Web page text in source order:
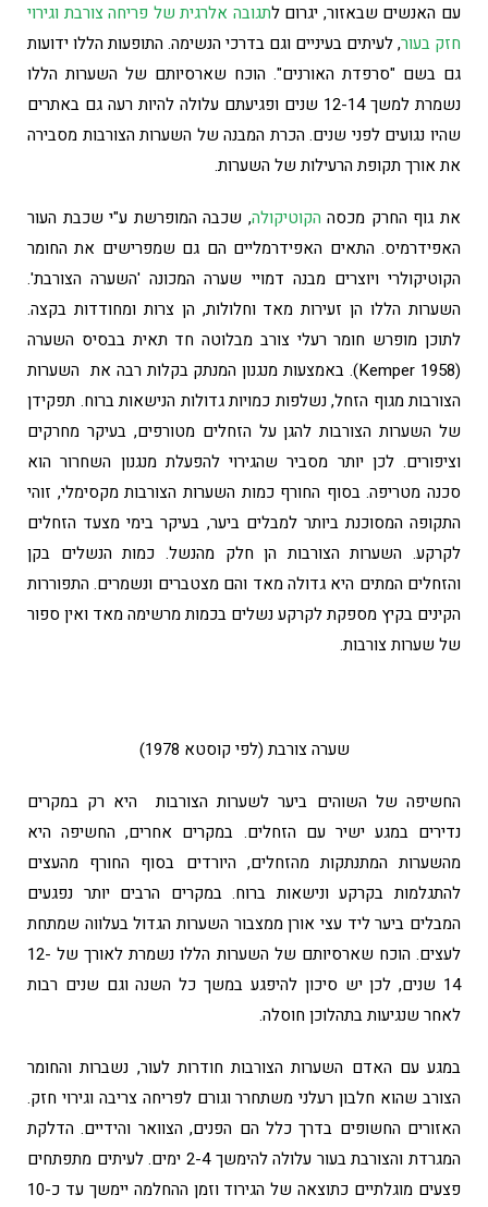
עם האנשים שבאזור, יגרום לתגובה אלרגית של פריחה צורבת וגירוי
חזק בעור, לעיתים בעיניים וגם בדרכי הנשימה. התופעות הללו ידועות
גם בשם "סרפדת האורנים". הוכח שארסיותם של השערות הללו
נשמרת למשך 12-14 שנים ופגיעתם עלולה להיות רעה גם באתרים
שהיו נגועים לפני שנים. הכרת המבנה של השערות הצורבות מסבירה
את אורך תקופת הרעילות של השערות.
את גוף החרק מכסה הקוטיקולה, שכבה המופרשת ע"י שכבת העור
האפידרמיס. התאים האפידרמליים הם גם שמפרישים את החומר
הקוטיקולרי ויוצרים מבנה דמויי שערה המכונה 'השערה הצורבת'.
השערות הללו הן זעירות מאד וחלולות, הן צרות ומחודדות בקצה.
לתוכן מופרש חומר רעלי צורב מבלוטה חד תאית בבסיס השערה
(Kemper 1958). באמצעות מנגנון המנתק בקלות רבה את השערות
הצורבות מגוף הזחל, נשלפות כמויות גדולות הנישאות ברוח. תפקידן
של השערות הצורבות להגן על הזחלים מטורפים, בעיקר מחרקים
וציפורים. לכן יותר מסביר שהגירוי להפעלת מנגנון השחרור הוא
סכנה מטריפה. בסוף החורף כמות השערות הצורבות מקסימלי, זוהי
התקופה המסוכנת ביותר למבלים ביער, בעיקר בימי מצעד הזחלים
לקרקע. השערות הצורבות הן חלק מהנשל. כמות הנשלים בקן
והזחלים המתים היא גדולה מאד והם מצטברים ונשמרים. התפוררות
הקינים בקיץ מספקת לקרקע נשלים בכמות מרשימה מאד ואין ספור
של שערות צורבות.
שערה צורבת (לפי קוסטא 1978)
החשיפה של השוהים ביער לשערות הצורבות היא רק במקרים
נדירים במגע ישיר עם הזחלים. במקרים אחרים, החשיפה היא
מהשערות המתנתקות מהזחלים, היורדים בסוף החורף מהעצים
להתגלמות בקרקע ונישאות ברוח. במקרים הרבים יותר נפגעים
המבלים ביער ליד עצי אורן ממצבור השערות הגדול בעלווה שמתחת
לעצים. הוכח שארסיותם של השערות הללו נשמרת לאורך של 12-
14 שנים, לכן יש סיכון להיפגע במשך כל השנה וגם שנים רבות
לאחר שנגיעות בתהלוכן חוסלה.
במגע עם האדם השערות הצורבות חודרות לעור, נשברות והחומר
הצורב שהוא חלבון רעלני משתחרר וגורם לפריחה צריבה וגירוי חזק.
האזורים החשופים בדרך כלל הם הפנים, הצוואר והידיים. הדלקת
המגרדת והצורבת בעור עלולה להימשך 2-4 ימים. לעיתים מתפתחים
פצעים מוגלתיים כתוצאה של הגירוד וזמן ההחלמה יימשך עד כ-10